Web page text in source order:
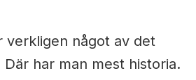
verkligen något av det
Där har man mest historia.